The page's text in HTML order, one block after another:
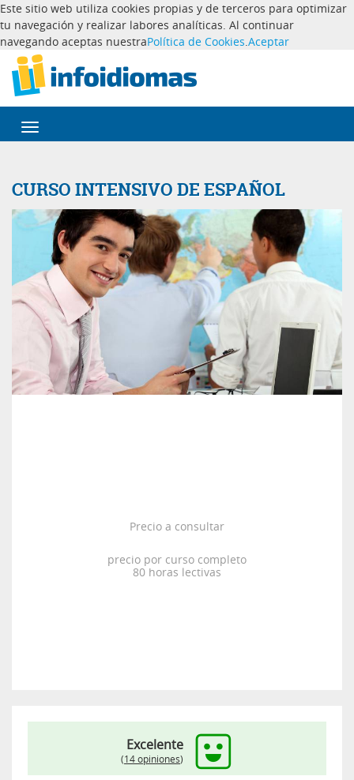
Este sitio web utiliza cookies propias y de terceros para optimizar
tu navegación y realizar labores analíticas. Al continuar
navegando aceptas nuestraPolítica de Cookies.Aceptar
Desplegar
navegación
CURSO INTENSIVO DE ESPAÑOL
Precio a consultar
precio por curso completo
80 horas lectivas
Excelente
(14 opiniones)